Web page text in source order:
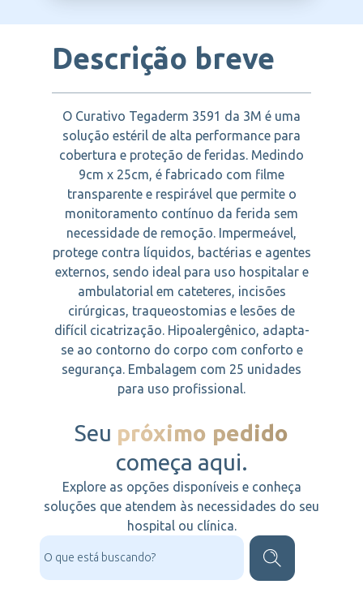
Descrição breve
O Curativo Tegaderm 3591 da 3M é uma
solução estéril de alta performance para
cobertura e proteção de feridas. Medindo
9cm x 25cm, é fabricado com filme
transparente e respirável que permite o
monitoramento contínuo da ferida sem
necessidade de remoção. Impermeável,
protege contra líquidos, bactérias e agentes
externos, sendo ideal para uso hospitalar e
ambulatorial em cateteres, incisões
cirúrgicas, traqueostomias e lesões de
difícil cicatrização. Hipoalergênico, adapta-
se ao contorno do corpo com conforto e
segurança. Embalagem com 25 unidades
para uso profissional.
Seu próximo pedido
começa aqui.
Explore as opções disponíveis e conheça
soluções que atendem às necessidades do seu
hospital ou clínica.